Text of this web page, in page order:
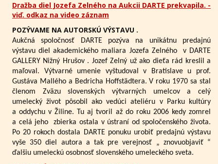
Dražba diel Jozefa Zelného na Aukcii DARTE prekvapila. -
viď. odkaz na video záznam
POZÝVAME NA AUTORSKÚ VÝSTAVU .
Aukčná spoločnosť DARTE pozýva na unikátnu predajnú
výstavu diel akademického maliara Jozefa Zelného
v DARTE
GALLERY Nižný Hrušov . Jozef Zelný už ako dieťa rád kreslil a
maľoval. Výtvarné umenie vyštudoval v Bratislave u prof.
Gustáva Mallého a Bedricha Hoffstädtera. V roku 1970 sa stal
členom Zväzu slovenských výtvarných umelcov a celý
umelecký život pôsobil ako vedúci ateliéru v Parku kultúry
a oddychu v Žiline. Tu aj tvoril až do roku 2006 kedy zomrel
a celá jeho zbierka ostala v ústraní od spoločenského života.
Po 20 rokoch dostala DARTE ponuku urobiť predajnú výstavu
vyše 350 diel autora a tak pre verejnosť „ znovuobjaviť “
ďalšiu umeleckú osobnosť slovenského umeleckého sveta.